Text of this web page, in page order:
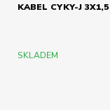
KABEL CYKY-J 3X1,5
SKLADEM